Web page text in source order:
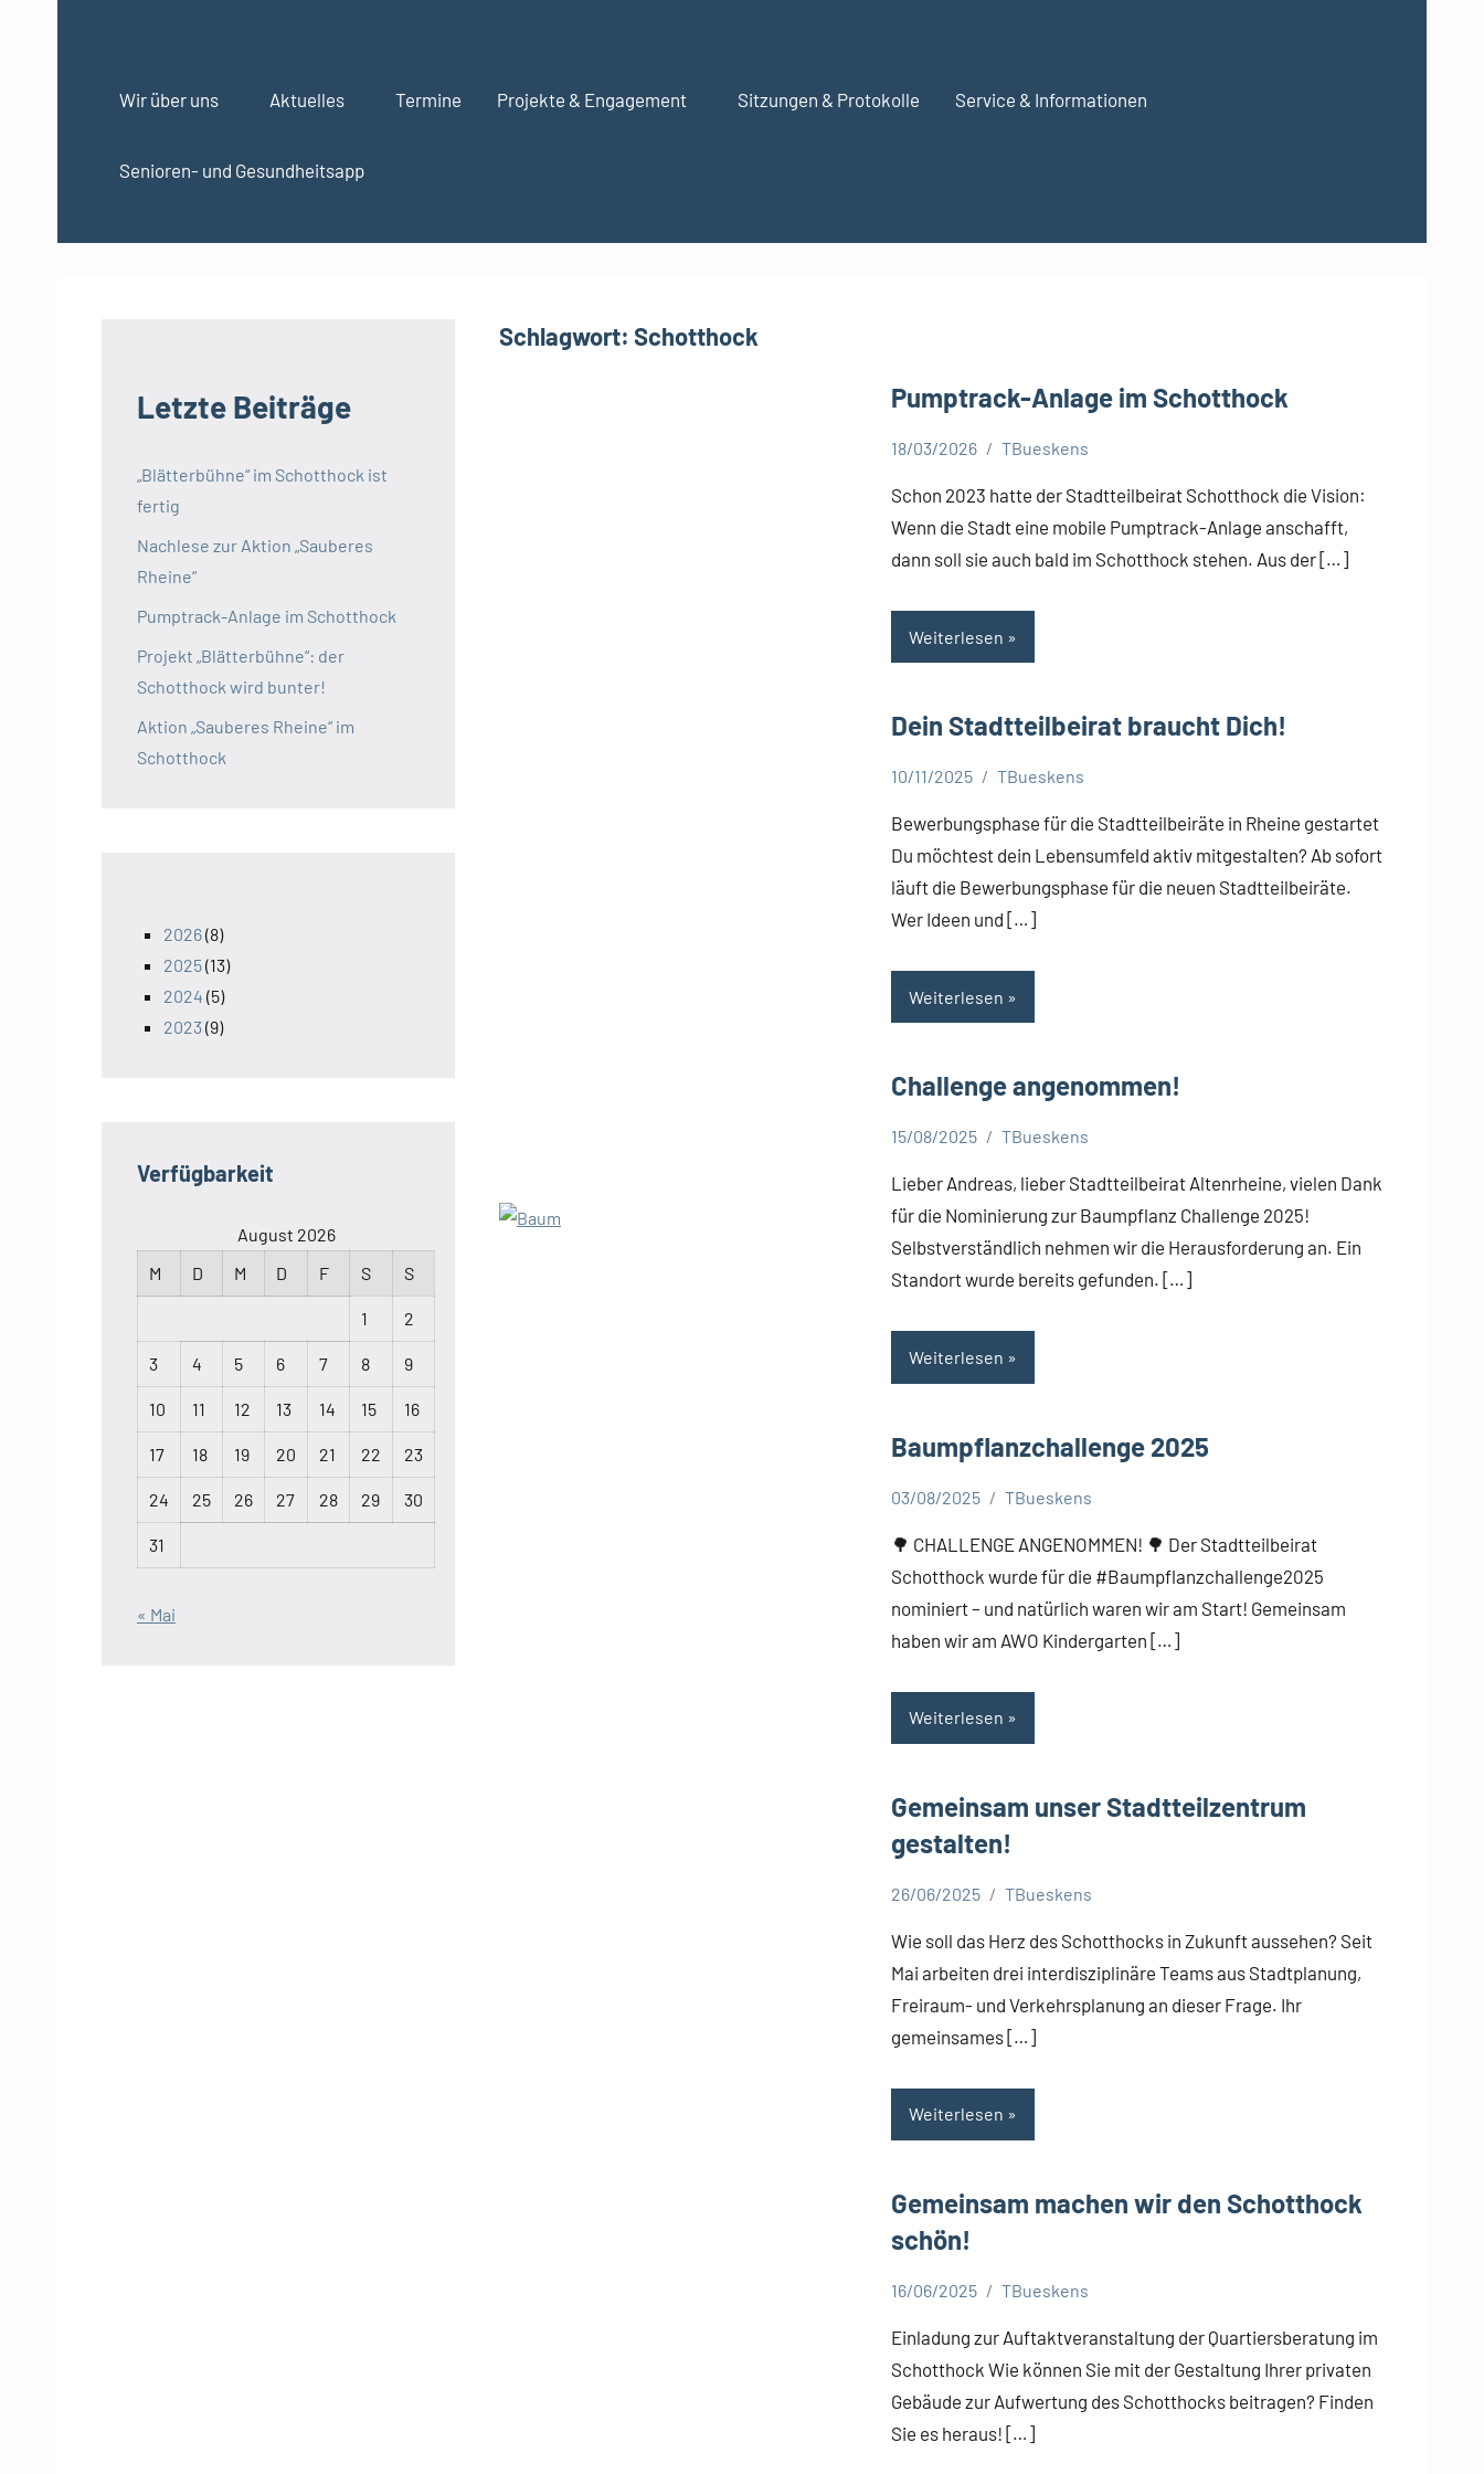
t
Wir über uns Aktuelles Termine Projekte & Engagement Sitzungen & Protokolle Service & Informationen
Senioren- und Gesundheitsapp
Schlagwort: Schotthock
Pumptrack-Anlage im Schotthock
18/03/2026 TBueskens
Schon 2023 hatte der Stadtteilbeirat Schotthock die Vision:
Wenn die Stadt eine mobile Pumptrack-Anlage anschafft,
dann soll sie auch bald im Schotthock stehen. Aus der […]
Weiterlesen
Dein Stadtteilbeirat braucht Dich!
10/11/2025 TBueskens
Bewerbungsphase für die Stadtteilbeiräte in Rheine gestartet
Du möchtest dein Lebensumfeld aktiv mitgestalten? Ab sofort
läuft die Bewerbungsphase für die neuen Stadtteilbeiräte.
Wer Ideen und […]
Weiterlesen
Challenge angenommen!
15/08/2025 TBueskens
Lieber Andreas, lieber Stadtteilbeirat Altenrheine, vielen Dank
für die Nominierung zur Baumpflanz Challenge 2025!
Selbstverständlich nehmen wir die Herausforderung an. Ein
Standort wurde bereits gefunden. […]
Weiterlesen
Baumpflanzchallenge 2025
03/08/2025 TBueskens
🌳 CHALLENGE ANGENOMMEN! 🌳 Der Stadtteilbeirat
Schotthock wurde für die #Baumpflanzchallenge2025
nominiert – und natürlich waren wir am Start! Gemeinsam
haben wir am AWO Kindergarten […]
Weiterlesen
Gemeinsam unser Stadtteilzentrum
gestalten!
26/06/2025 TBueskens
Wie soll das Herz des Schotthocks in Zukunft aussehen? Seit
Mai arbeiten drei interdisziplinäre Teams aus Stadtplanung,
Freiraum- und Verkehrsplanung an dieser Frage. Ihr
gemeinsames […]
Weiterlesen
Gemeinsam machen wir den Schotthock
schön!
16/06/2025 TBueskens
Einladung zur Auftaktveranstaltung der Quartiersberatung im
Schotthock Wie können Sie mit der Gestaltung Ihrer privaten
Gebäude zur Aufwertung des Schotthocks beitragen? Finden
Sie es heraus! […]
Letzte Beiträge
„Blätterbühne“ im Schotthock ist
fertig
Nachlese zur Aktion „Sauberes
Rheine“
Pumptrack-Anlage im Schotthock
Projekt „Blätterbühne“: der
Schotthock wird bunter!
Aktion „Sauberes Rheine“ im
Schotthock
2026(8)
2025(13)
2024 (5)
2023(9)
Verfügbarkeit
August 2026
M
D M D F S S
1 2
3 4 5 6 7 8 9
10 11 12 13 14 15 16
17 18 19 20 21 22 23
24 25 26 27 28 29 30
31
« Mai